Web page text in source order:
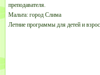
преподавателя.
Мальта: город Слима
Летние программы для детей и